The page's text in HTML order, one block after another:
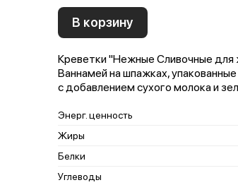
В корзину
Креветки "Нежные Сливочные
Ваннамей на шпажках,
с добавлением сухого молока и
Энерг. ценность
Жиры
Белки
Углеводы